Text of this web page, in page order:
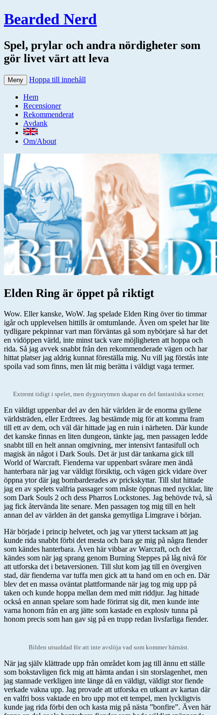
Bearded Nerd
Spel, prylar och andra nördigheter som
gör livet värt att leva
Meny Hoppa till innehåll
Hem
Recensioner
Rekommenderat
Avdank
Om/About
Elden Ring är öppet på riktigt
Wow. Eller kanske, WoW. Jag spelade Elden Ring över tio timmar
igår och upplevelsen hittills är omtumlande. Även om spelet har lite
tydligare pekpinnar vart man förväntas gå som nybörjare så har det
en vidöppen värld, inte minst tack vare möjligheten att hoppa och
rida. Så jag avvek snabbt från den rekommenderade vägen och har
hittat platser jag aldrig kunnat föreställa mig. Nu vill jag förstås inte
spoila vad som finns, men låt mig berätta i väldigt vaga termer.
Extremt tidigt i spelet, men dygnsrytmen skapar en del fantastiska scener.
En väldigt uppenbar del av den här världen är de enorma gyllene
världsträden, eller Erdtrees. Jag bestämde mig för att komma fram
till ett av dem, och väl där hittade jag en ruin i närheten. Där kunde
det kanske finnas en liten dungeon, tänkte jag, men passagen ledde
snabbt till en helt annan omgivning, mer intensivt fantasifull och
magisk än något i Dark Souls. Det är just där tankarna gick till
World of Warcraft. Fienderna var uppenbart svårare men ändå
hanterbara när jag var väldigt försiktig, och vägen gick vidare över
öppna ytor där jag bombarderades av prickskyttar. Till slut hittade
jag en av spelets valfria passager som måste öppnas med nycklar, lite
som Dark Souls 2 och dess Pharros Lockstones. Jag behövde två, så
jag fick återvända lite senare. Men passagen tog mig till en helt
annan del av världen än det ganska gemytliga Limgrave i början.
Här började i princip helvetet, och jag var ytterst tacksam att jag
kunde rida snabbt förbi det mesta och bara ge mig på några fiender
som kändes hanterbara. Även här vibbar av Warcraft, och det
kändes som när jag sprang genom Burning Steppes på låg nivå för
att utforska det i betaversionen. Till slut kom jag till en övergiven
stad, där fienderna var tuffa men gick att ta hand om en och en. Där
blev det en massa oväntat plattformande när jag tog mig upp på
taken och kunde hoppa mellan dem med mitt riddjur. Jag hittade
också en annan spelare som hade förirrat sig dit, men kunde inte
varna honom från en arg jätte som kastade en explosiv tunna på
honom precis som han gav sig på en trupp redan livsfarliga fiender.
Bilden utsuddad för att inte avslöja vad som kommer härnäst.
När jag själv klättrade upp från området kom jag till ännu ett ställe
som bokstavligen fick mig att hämta andan i sin storslagenhet, men
jag stannade verkligen inte länge då en väldigt, väldigt stor fiende
verkade vakna upp. Jag provade att utforska en utkant av kartan där
en valfri boss vaktade en bro upp mot ett tempel, men lyckligtvis
kunde jag rida förbi den och kasta mig på nästa ”bonfire”. Även här